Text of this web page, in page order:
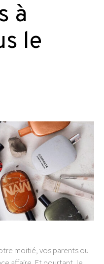
à
le
moitié, vos parents ou